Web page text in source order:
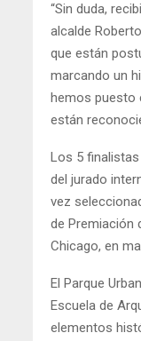
“Sin duda,
alcalde
que están
marcando un
hemos puesto
están
Los 5
del jurado
vez
de Premiación
Chicago, en
El Parque
Escuela de
elementos